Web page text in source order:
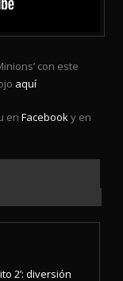
con este
aquí
en Facebooky en
2’: diversión